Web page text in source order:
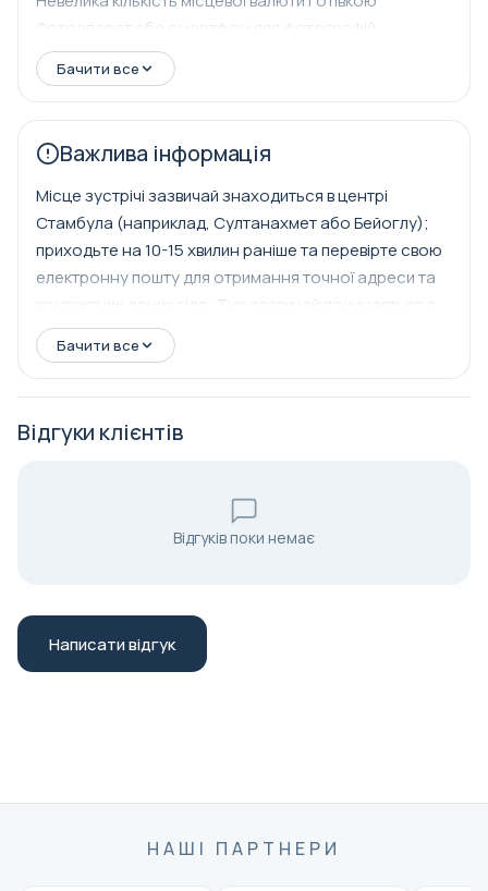
воді. Залиште місце для чогось солодкого:
розтягнутий морозивом Мараш або десерти на
відчуття. Замість того, щоб зосередитися на
особисто любить, часто зустрічаючи власників і
слухаючи їхні історії. Темп розслаблений, з
достатньо часу, щоб насолодитися кожною
зупинкою, задавати питання та робити фотографії.
Стамбулі ви спробуєте широкий спектр смаків міста,
наберетеся впевненості у навігації його кулінарною
один смачний шматочок за один раз. Приходьте
голодними — ви підете повними, обізнаними та
Фотоапарат або смартфон для фотографій
Антибактеріальний гель або вологі серветки
Бачити все
Важлива інформація
Місце зустрічі зазвичай знаходиться в центрі
Стамбула (наприклад, Султанахмет або Бейоглу);
приходьте на 10-15 хвилин раніше та перевірте свою
електронну пошту для отримання точної адреси та
контактних даних гіда: Тур зазвичай починається з
легкодоступного центрального місця, щоб ви могли
зручно дістатися громадським транспортом, метро
гідом і розслабитися, а ваша електронна пошта
номер телефону або WhatsApp у разі потреби в
Тур проводиться щодня в більшості погодних умов;
сезону: Тур відбувається під час сонячної погоди
або легкого дощу, оскільки культура вуличної їжі в
Зразки вуличної їжі зазвичай включені у вартість, але
Бачити все
Відгуки клієнтів
Відгуків поки немає
Написати відгук
НАШІ ПАРТНЕРИ